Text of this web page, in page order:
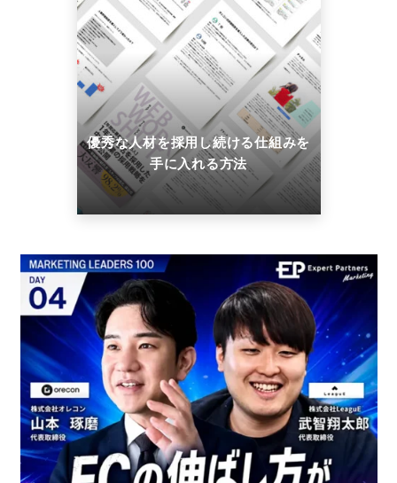
優秀な人材を採用し続ける仕組みを
手に入れる方法